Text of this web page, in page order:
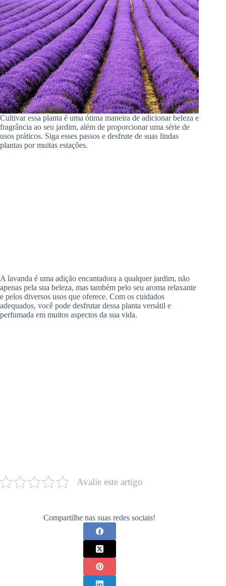
Cultivar essa planta é uma ótima maneira de adicionar beleza e
fragrância ao seu jardim, além de proporcionar uma série de
usos práticos. Siga esses passos e desfrute de suas lindas
plantas por muitas estações.
A lavanda é uma adição encantadora a qualquer jardim, não
apenas pela sua beleza, mas também pelo seu aroma relaxante
e pelos diversos usos que oferece. Com os cuidados
adequados, você pode desfrutar dessa planta versátil e
perfumada em muitos aspectos da sua vida.
Avalie este artigo
Compartilhe nas suas redes sociais!